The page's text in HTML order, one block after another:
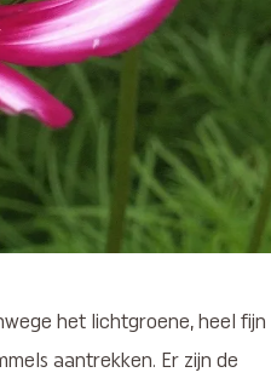
het lichtgroene, heel fijn
aantrekken. Er zijn de